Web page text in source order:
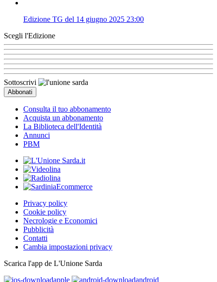
Edizione TG del 14 giugno 2025 23:00
Scegli l'Edizione
Sottoscrivi
Consulta il tuo abbonamento
Acquista un abbonamento
La Biblioteca dell'Identità
Annunci
PBM
Privacy policy
Cookie policy
Necrologie e Economici
Pubblicità
Contatti
Cambia impostazioni privacy
Scarica l'app de L'Unione Sarda
apple
android